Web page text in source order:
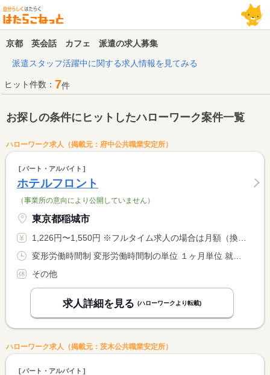
京都 英会話 カフェ 派遣の求人募集
派遣スタッフ活躍中に関する求人情報を見てみる
ヒット件数： 7件
お探しの条件にヒットしたハローワーク案件一覧
ハローワーク求人（掲載元：府中公共職業安定所）
パート・アルバイト
ホテルフロント
（事業所の意向により公開していません）
東京都稲城市
1,226円〜1,550円 ※フルタイム求人の場合は月額（換算額）、パート求人の場合は時間額を表示しています。
その他
求人詳細を見る (ハローワークより転載)
ハローワーク求人（掲載元：茨木公共職業安定所）
パート・アルバイト